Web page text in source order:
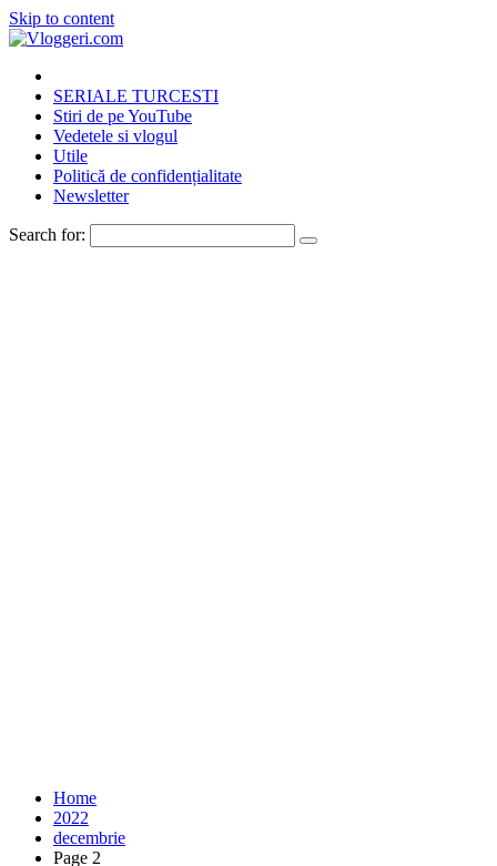
Skip to content
SERIALE TURCESTI
Stiri de pe YouTube
Vedetele si vlogul
Utile
Politică de confidențialitate
Newsletter
Search for:
Home
2022
decembrie
Page 2